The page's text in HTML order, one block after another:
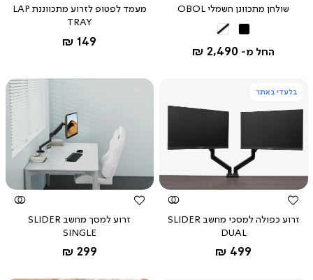
rating שולחן מתכוונן חשמלי OBOL
שחורלבן
החל מ- 2,490 ₪
מעמד לפטופ לזרוע מתכווננת LAP
TRAY
החל מ-
149 ₪
בלעדי באתר
צפייה
מהירה
זרוע כפולה למסכי מחשב SLIDER
DUAL
החל מ-
499 ₪
צפייה
מהירה
זרוע למסך מחשב SLIDER
SINGLE
החל מ-
299 ₪